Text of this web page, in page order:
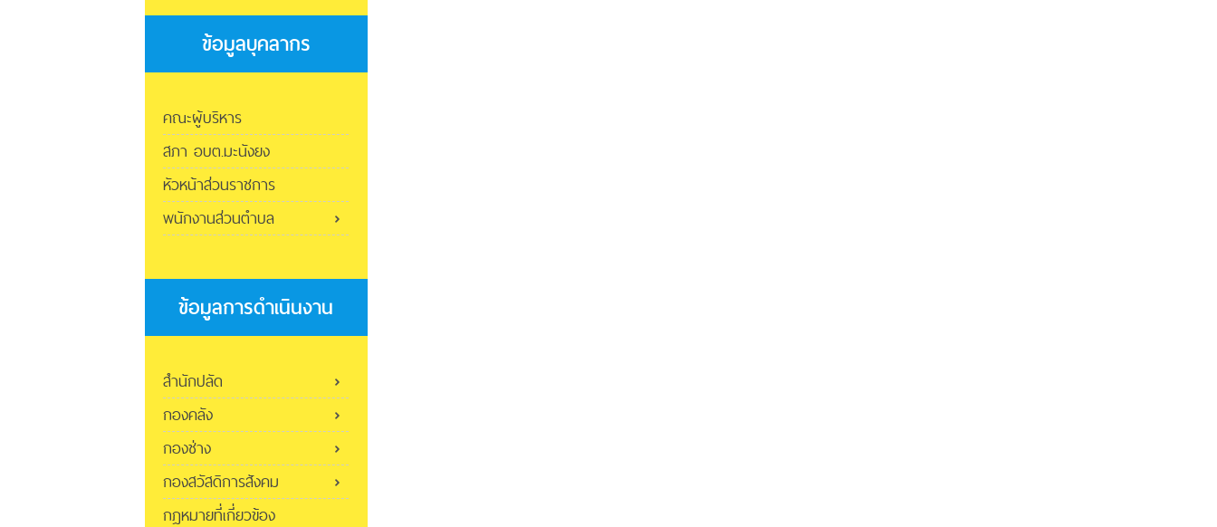
ข้อมูลบุคลากร
คณะผู้บริหาร
สภา อบต.มะนังยง
หัวหน้าส่วนราชการ
พนักงานส่วนตำบล
ข้อมูลการดำเนินงาน
สำนักปลัด
กองคลัง
กองช่าง
กองสวัสดิการสังคม
กฎหมายที่เกี่ยวข้อง